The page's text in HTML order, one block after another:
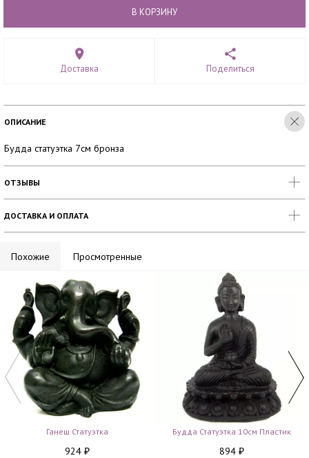
В КОРЗИНУ
Доставка Поделиться
ОПИСАНИЕ
Будда статуэтка 7см бронза
ОТЗЫВЫ
ДОСТАВКА И ОПЛАТА
Похожие Просмотренные
Ганеш Статуэтка
924 ₽
Будда Статуэтка 10см Пластик
894 ₽